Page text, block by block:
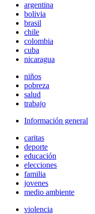
argentina
bolivia
brasil
chile
colombia
cuba
nicaragua
niños
pobreza
salud
trabajo
Información general
caritas
deporte
educación
elecciones
familia
jovenes
medio ambiente
violencia